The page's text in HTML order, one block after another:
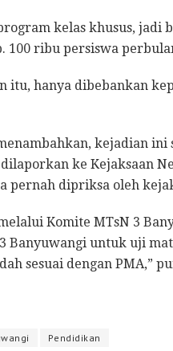
kelas khusus, jadi
100 ribu persiswa
itu, hanya dibebankan
kejadian
ke Kejaksaan
pernah dipriksa oleh
Komite MTsN 3
Banyuwangi untuk uji
sesuai dengan PMA,”
Pendidikan